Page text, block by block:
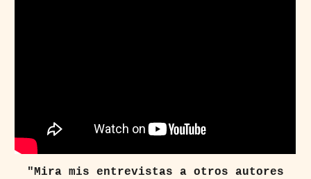
"Mira mis entrevistas a otros autores